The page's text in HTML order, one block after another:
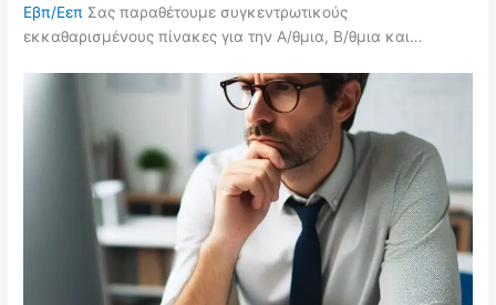
Εβπ/Εεπ Σας παραθέτουμε συγκεντρωτικούς
εκκαθαρισμένους πίνακες για την Α/θμια, Β/θμια και…